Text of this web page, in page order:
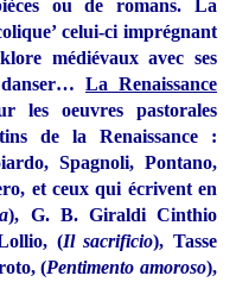
ou de romans. La
celui-ci imprégnant
médiévaux avec ses
La Renaissance
les oeuvres pastorales
de la Renaissance :
Spagnoli, Pontano,
et ceux qui écrivent en
), G. B. Giraldi Cinthio
(Il sacrificio), Tasse
(Pentimento amoroso),